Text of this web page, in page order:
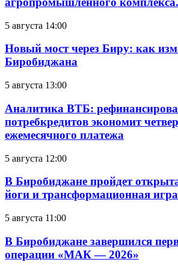
5 августа 14:00
Новый мост через Биру: как
Биробиджана
5 августа 13:00
Аналитика ВТБ:
потребкредитов экономит
ежемесячного платежа
5 августа 12:00
В Биробиджане пройдет
йоги и трансформационная игра
5 августа 11:00
В Биробиджане завершился
операции «МАК — 2026»